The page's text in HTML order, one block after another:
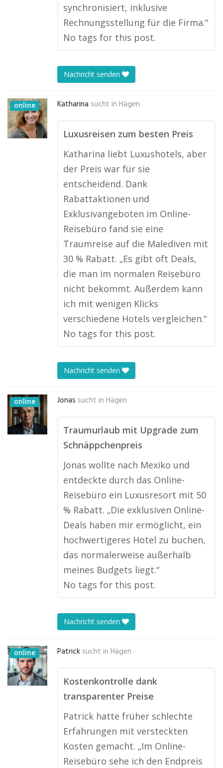
synchronisiert, inklusive
Rechnungsstellung für die Firma.“
No tags for this post.
Nachricht senden
online Katharina sucht in Hägen
Luxusreisen zum besten Preis
Katharina liebt Luxushotels, aber
der Preis war für sie
entscheidend. Dank
Rabattaktionen und
Exklusivangeboten im Online-
Reisebüro fand sie eine
Traumreise auf die Malediven mit
30 % Rabatt. „Es gibt oft Deals,
die man im normalen Reisebüro
nicht bekommt. Außerdem kann
ich mit wenigen Klicks
verschiedene Hotels vergleichen.“
No tags for this post.
Nachricht senden
online Jonas sucht in Hägen
Traumurlaub mit Upgrade zum
Schnäppchenpreis
Jonas wollte nach Mexiko und
entdeckte durch das Online-
Reisebüro ein Luxusresort mit 50
% Rabatt. „Die exklusiven Online-
Deals haben mir ermöglicht, ein
hochwertigeres Hotel zu buchen,
das normalerweise außerhalb
meines Budgets liegt.“
No tags for this post.
Nachricht senden
online Patrick sucht in Hägen
Kostenkontrolle dank
transparenter Preise
Patrick hatte früher schlechte
Erfahrungen mit versteckten
Kosten gemacht. „Im Online-
Reisebüro sehe ich den Endpreis